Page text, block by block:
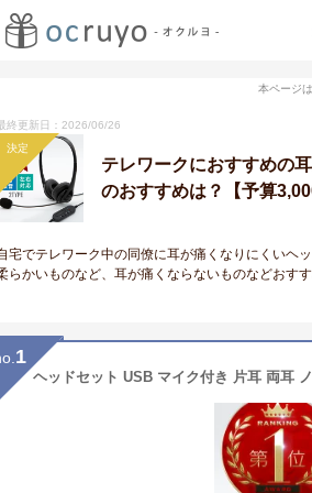
本ページ
最終更新日：2026/06/26
決定
テレワークにおすすめの
のおすすめは？【予算
宅でテレワーク中の同僚に耳が痛くなりにくいヘ
らかいものなど、耳が痛くならないものなどおす
1